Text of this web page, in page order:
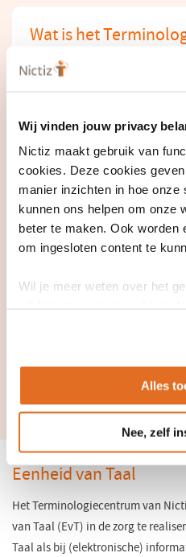
Wij vinden jouw privacy
Nictiz maakt gebruik van
cookies. Deze cookies
manier inzichten in hoe
kunnen ons helpen om onze
beter te maken. Ook worden
om ingesloten content te
Wil je meer weten over het
Alles
Nee, zelf
Wat is het
Het Nictiz
SNOMED CT, de NL
Ondersteuning bij het
terminologie;
Expertise over de
Indienen
Relevante documenten
Eenheid van Taal
Het Terminologiecentrum van
van Taal (EvT) in de zorg te
Taal als bij (elektronische)